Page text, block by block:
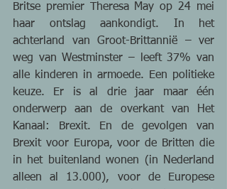
Britse premier Theresa May op 24 mei
haar ontslag aankondigt. In het
achterland van Groot-Brittannië – ver
weg van Westminster – leeft 37% van
alle kinderen in armoede. Een politieke
keuze. Er is al drie jaar maar één
onderwerp aan de overkant van Het
Kanaal: Brexit. En de gevolgen van
Brexit voor Europa, voor de Britten die
in het buitenland wonen (in Nederland
alleen al 13.000), voor de Europese